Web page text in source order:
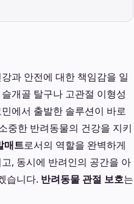
과 안전에 대한 책임감을 일
개골 탈구나 고관절 이형성
에서 출발한 솔루션이 바로
중한 반려동물의 건강을 지키
매트로서의 역할을 완벽하게
, 동시에 반려인의 공간을 아
습니다. 반려동물 관절 보호는